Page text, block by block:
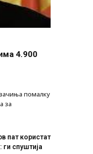
4.900
помалку
за
ги спуштија
со дрон